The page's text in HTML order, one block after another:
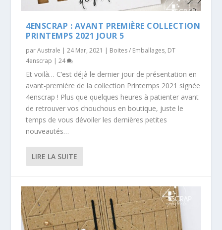
4ENSCRAP : AVANT PREMIÈRE COLLECTION
PRINTEMPS 2021 JOUR 5
parAustrale |24 Mar, 2021 | Boites / Emballages, DT
4enscrap |24
Et voilà… C’est déjà le dernier jour de présentation en
avant-première de la collection Printemps 2021 signée
4enscrap ! Plus que quelques heures à patienter avant
de retrouver vos chouchous en boutique, juste le
temps de vous dévoiler les dernières petites
nouveautés…
LIRE LA SUITE